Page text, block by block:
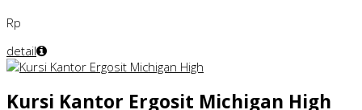
Rp
detail
Kursi Kantor Ergosit Michigan High